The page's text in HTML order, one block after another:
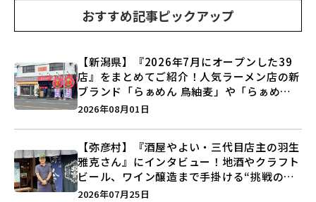
おすすめ記事ピックアップ
【新潟県】『2026年7月にオープンした39
店』をまとめてご紹介！人気ラーメン店の新
ブランド「らぁめん 鳥紬麦」や「らぁめん
しょうがの空」など盛りだくさん♪
2026年08月01日
【弥彦村】『酒屋やよい・三代目店主の羽生
雅克さん』にインタビュー！地酒やクラフト
ビール、ワイン醸造まで手掛ける“挑戦の歴
史”に迫る♪
2026年07月25日